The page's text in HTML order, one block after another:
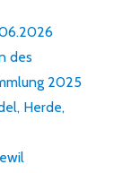
des
2025
Herde,